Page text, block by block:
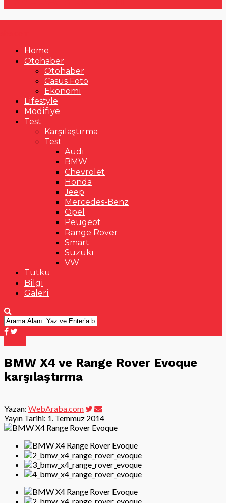
Home
Otohaber
Otohaber
Casus Foto
Ekonomi
Lifestyle
Modifiye
Test
Karşılaştırma
Test
Audi
BMW
Chevrolet
Honda
Jeep
Mercedes-Benz
Opel
Peugeot
Range Rover
Smart
Suzuki
VW
Tutku
Bilgi
Galeri
BMW X4 ve Range Rover Evoque
karşılaştırma
Yazan: WebAraba.com
Yayın Tarihi: 1. Temmuz 2014